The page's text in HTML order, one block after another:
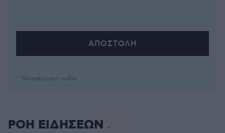
* Υποχρεωτικά πεδία
ΡΟΗ ΕΙΔΗΣΕΩΝ